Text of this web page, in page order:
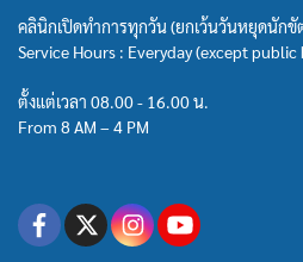
คลินิกเปิดทำการทุกวัน (ยกเว้นวันหยุดนัก
Service Hours : Everyday (except public
ตั้งแต่เวลา 08.00 - 16.00 น.
From 8 AM – 4 PM